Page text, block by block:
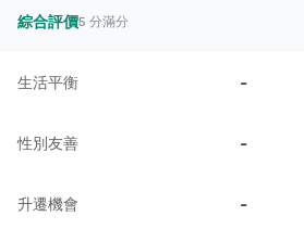
綜合評價5 分滿分
生活平衡 -
性別友善 -
升遷機會 -